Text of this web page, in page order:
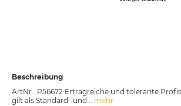
Beschreibung
ArtNr.: P56672 Ertragreiche und tolerante
gilt als Standard- und... mehr